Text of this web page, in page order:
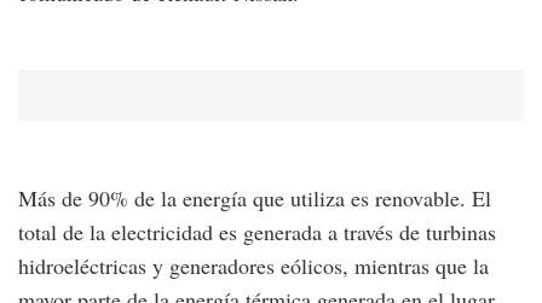
Más de 90% de la energía que utiliza es renovable. El
total de la electricidad es generada a través de turbinas
hidroeléctricas y generadores eólicos, mientras que la